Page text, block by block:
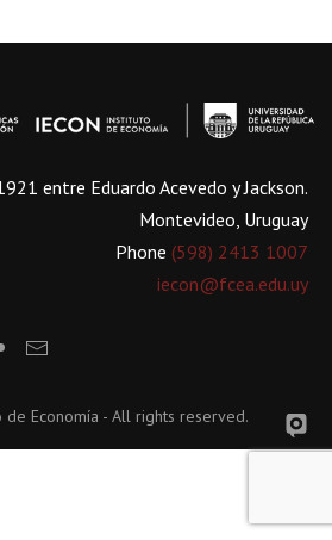
entre Eduardo Acevedo y Jackson.
Montevideo, Uruguay
Phone (598) 2413 1007
iecon@fcea.edu.uy
Economía - All rights reserved.